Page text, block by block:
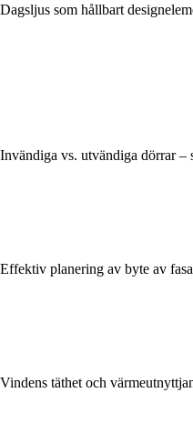
Dagsljus som hållbart
Invändiga vs. utvändiga dörrar –
Effektiv planering av byte av
Vindens täthet och